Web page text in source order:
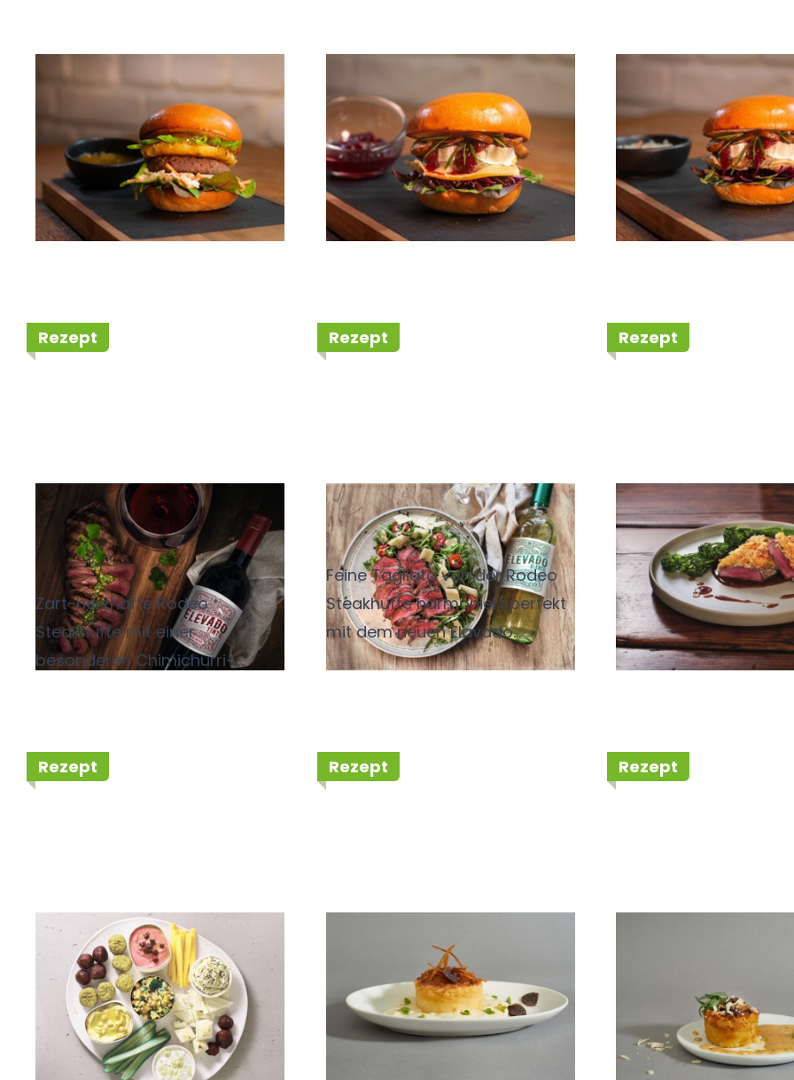
Slider Burger Exotic
Mango
Style
Slider Burger
Rezept
Gegrillte Rodeo
Steakhüfte mit
Chimichuri
Zart-herzhafte Rodeo
Steakhüfte mit einer
besonderen Chimichurri-
Rezept
Tagliata von der
Rodeo Steakhüfte
Feine Tagliata von der Rodeo
Steakhüfte harmoniert perfekt
mit dem neuen Elavado
Suavignon Blanc Chardonnay.
Rezept
Rodeo
unter der
Kartoffelkruste
Balsamico-
Schalotten-Jus
wildem Broccoli
Rezept
Levante-Snackboard
Rezept
Kartoffelsoufflé mit
Parmesan, Trüffel und
Sour Cream-Schaum
Rezept